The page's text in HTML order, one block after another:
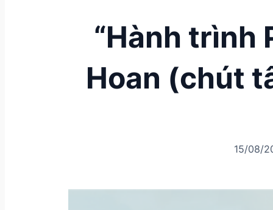
“Hành trình
Hoan (chút
15/08/